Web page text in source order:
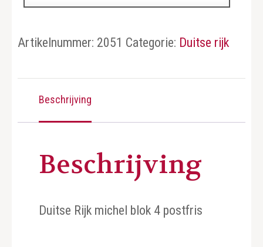
Artikelnummer: 2051 Categorie: Duitse rijk
Beschrijving
Beschrijving
Duitse Rijk michel blok 4 postfris